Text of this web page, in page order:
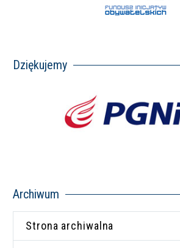
Dziękujemy
Archiwum
Strona archiwalna